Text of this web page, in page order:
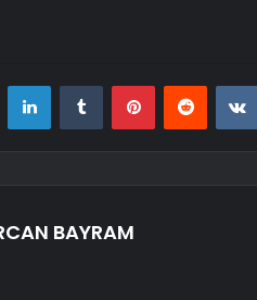
LinkedInTumblr PinterestReddit
BAYRAM